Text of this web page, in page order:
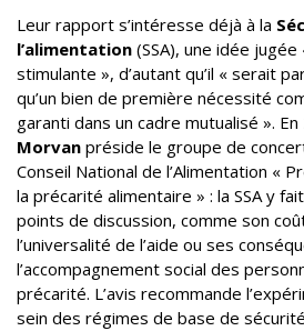
Leur rapport s’intéresse déjà à la
l’alimentation (SSA), une idée
stimulante », d’autant qu’il « serait
qu’un bien de première nécessité
garanti dans un cadre mutualisé ».
Morvan préside le groupe de
Conseil National de l’Alimentation «
la précarité alimentaire » : la SSA y
points de discussion, comme son
l’universalité de l’aide ou ses
l’accompagnement social des
précarité. L’avis recommande
sein des régimes de base de